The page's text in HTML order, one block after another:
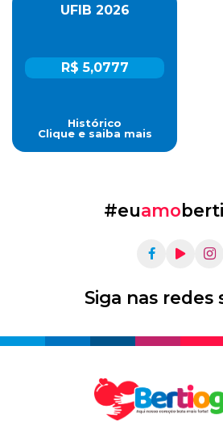
UFIB 2026
R$ 5,0777
Histórico
Clique e saiba mais
#euamo
Siga nas redes